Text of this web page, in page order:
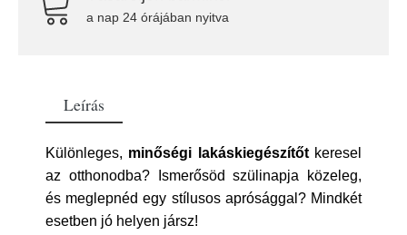
a nap 24 órájában nyitva
Leírás
Különleges, minőségi lakáskiegészítőtkeresel
az otthonodba? Ismerősöd szülinapja közeleg,
és meglepnéd egy stílusos aprósággal? Mindkét
esetben jó helyen jársz!